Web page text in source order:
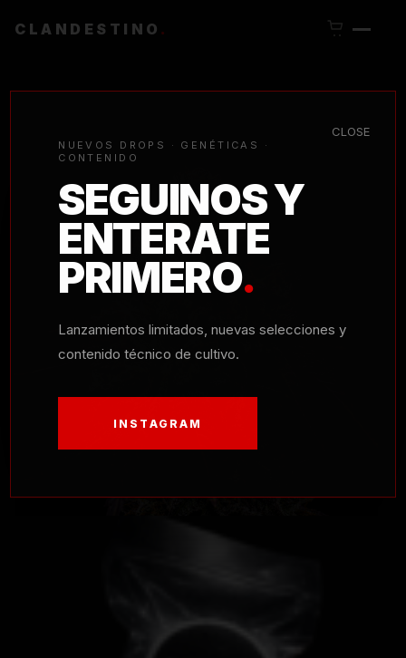
CLANDESTINO .
NUEVOS DROPS · GENÉTICAS ·
CONTENIDO
SEGUINOS Y
ENTERATE
PRIMERO.
Lanzamientos limitados, nuevas selecciones y
contenido técnico de cultivo.
INSTAGRAM
CLOSE